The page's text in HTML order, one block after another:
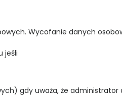
Wycofanie danych
jeśli
gdy uważa, że administrator